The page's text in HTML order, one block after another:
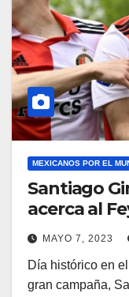
MEXICANOS POR EL
Santiago
acerca al
MAYO 7, 2023
Día histórico en
gran campaña,